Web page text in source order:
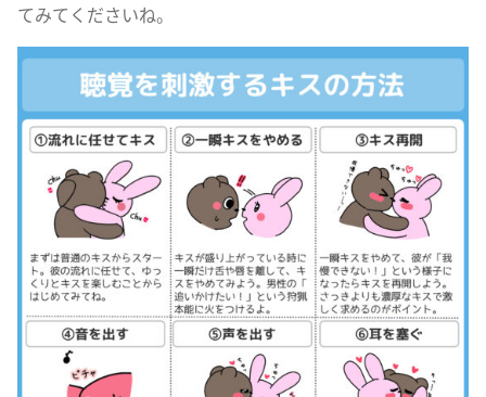
てみてくださいね。